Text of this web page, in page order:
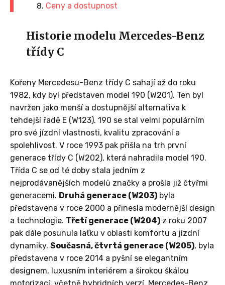
Ceny a dostupnost
Historie modelu Mercedes-Benz
třídy C
Kořeny Mercedesu-Benz třídy C sahají až do roku
1982, kdy byl představen model 190 (W201). Ten byl
navržen jako menší a dostupnější alternativa k
tehdejší řadě E (W123). 190 se stal velmi populárním
pro své jízdní vlastnosti, kvalitu zpracování a
spolehlivost. V roce 1993 pak přišla na trh první
generace třídy C (W202), která nahradila model 190.
Třída C se od té doby stala jedním z
nejprodávanějších modelů značky a prošla již čtyřmi
generacemi. Druhá generace (W203) byla
představena v roce 2000 a přinesla modernější design
a technologie. Třetí generace (W204) z roku 2007
pak dále posunula laťku v oblasti komfortu a jízdní
dynamiky. Současná, čtvrtá generace (W205), byla
představena v roce 2014 a pyšní se elegantním
designem, luxusním interiérem a širokou škálou